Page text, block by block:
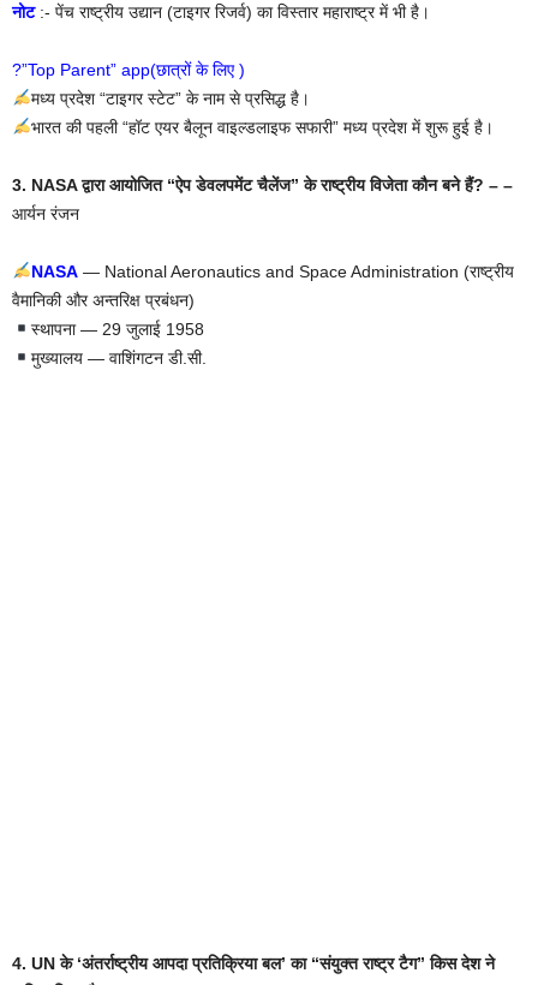
नोट:- पेंच राष्ट्रीय उद्यान (टाइगर रिजर्व) का विस्तार महाराष्ट्र में भी है।
?”Top Parent” app(छात्रों के लिए )
मध्य प्रदेश “टाइगर स्टेट” के नाम से प्रसिद्ध है।
भारत की पहली “हॉट एयर बैलून वाइल्डलाइफ सफारी” मध्य प्रदेश में शुरू हुई है।
3. NASA द्वारा आयोजित “ऐप डेवलपमेंट चैलेंज” के राष्ट्रीय विजेता कौन बने हैं? – –
आर्यन रंजन
NASA— National Aeronautics and Space Administration (राष्ट्रीय
वैमानिकी और अन्तरिक्ष प्रबंधन)
स्थापना — 29 जुलाई 1958
मुख्यालय — वाशिंगटन डी.सी.
4. UN के ‘अंतर्राष्ट्रीय आपदा प्रतिक्रिया बल’ का “संयुक्त राष्ट्र टैग” किस देश ने